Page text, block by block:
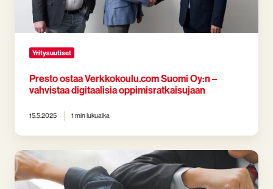
digitaalisia
oppimisratkaisujaan
Yritysuutiset
Presto ostaa Verkkokoulu.com Suomi Oy:n –
vahvistaa digitaalisia oppimisratkaisujaan
15.5.2025 1 min lukuaika
Presto
vahvisti
asemaansa